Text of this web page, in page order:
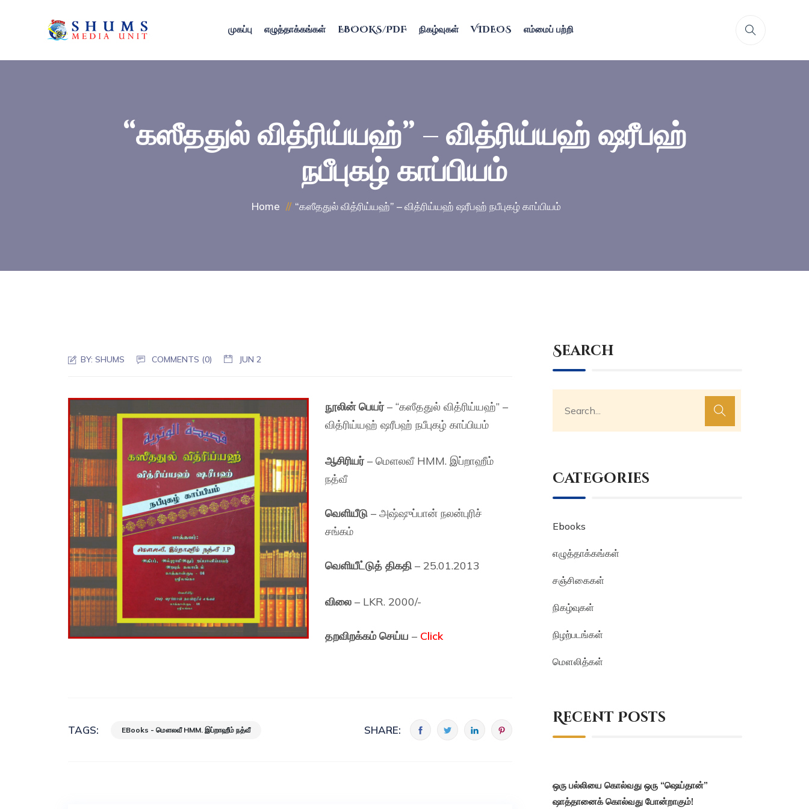
முகப்பு எழுத்தாக்கங்கள் EBOOKS/PDF நிகழ்வுகள் VIDEOS எம்மைப் பற்றி
“கஸீததுல் வித்ரிய்யஹ்” – வித்ரிய்யஹ் ஷரீபஹ்
நபீபுகழ் காப்பியம்
Home “கஸீததுல் வித்ரிய்யஹ்” – வித்ரிய்யஹ் ஷரீபஹ் நபீபுகழ் காப்பியம்
BY:SHUMS COMMENTS (0) JUN 2
நூலின் பெயர்– “கஸீததுல் வித்ரிய்யஹ்” –
வித்ரிய்யஹ் ஷரீபஹ் நபீபுகழ் காப்பியம்
ஆசிரியர்– மௌலவீ HMM. இப்றாஹீம்
நத்வீ
வெளியீடு – அஷ்ஷுப்பான் நலன்புரிச்
சங்கம்
வெளியீட்டுத் திகதி – 25.01.2013
விலை – LKR. 2000/-
தறவிறக்கம் செய்ய – Click
TAGS: EBooks - மௌலவீ HMM. இப்றாஹீம் நத்வீ SHARE:
Search
Categories
Ebooks
எழுத்தாக்கங்கள்
சஞ்சிகைகள்
நிகழ்வுகள்
நிழற்படங்கள்
மௌலித்கள்
Recent Posts
ஒரு பல்லியை கொல்வது ஒரு “ஷெய்தான்”
ஷாத்தானைக் கொல்வது போன்றாகும்!